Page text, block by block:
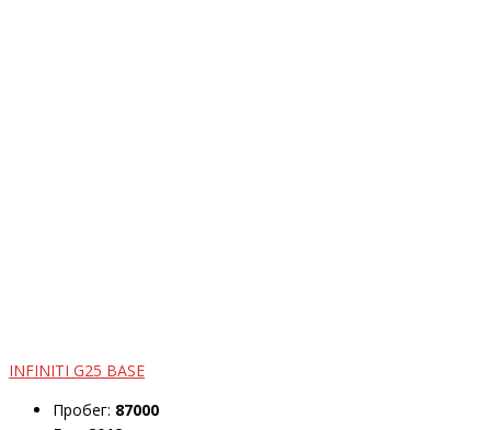
INFINITI G25 BASE
Пробег: 87000